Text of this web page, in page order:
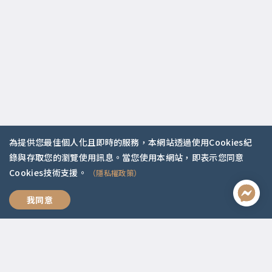
我想跟你好好說
聯絡資訊
02-2292-2086
service@koob.com.tw
為提供您最佳個人化且即時的服務，本網站透過使用Cookies紀
錄與存取您的瀏覽使用訊息。當您使用本網站，即表示您同意
Cookies技術支援。
（隱私權政策）
我同意